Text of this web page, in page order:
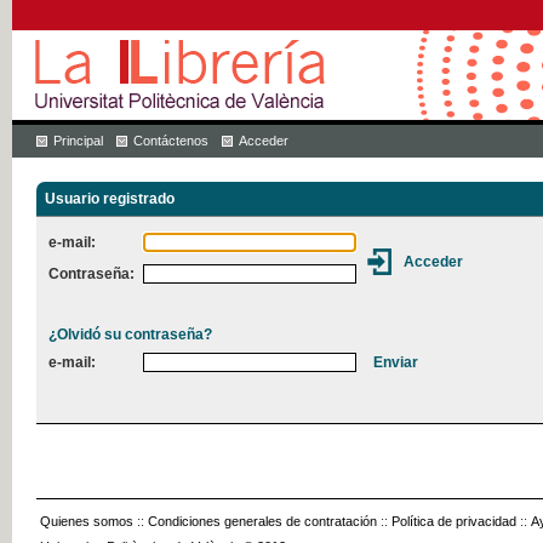
Principal Contáctenos Acceder
Usuario registrado
e-mail:
Contraseña:
¿Olvidó su contraseña?
e-mail:
Quienes somos :: Condiciones generales de contratación :: Política de privacidad ::